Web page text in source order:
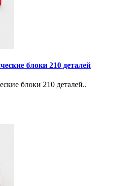
блоки 210 деталей
блоки 210 деталей..